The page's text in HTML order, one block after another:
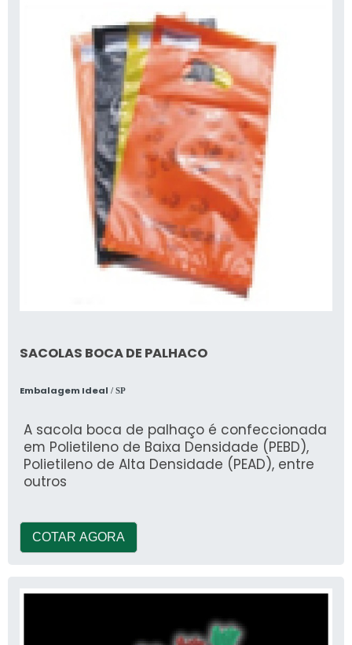
SACOLAS BOCA DE PALHACO
Embalagem Ideal / SP
A sacola boca de palhaço é confeccionada
em Polietileno de Baixa Densidade (PEBD),
Polietileno de Alta Densidade (PEAD), entre
outros
COTAR AGORA